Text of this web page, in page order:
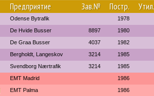
Предприятие Зав.№ Постр. Утил.
Odense Bytrafik 1978
De Hvide Busser 8897 1980
De Graa Busser 4037 1982
Bergholdt, Langeskov 3214 1985
Svendborg Nærtrafik 3214 1985
EMT Madrid 1986
EMT Palma 1986